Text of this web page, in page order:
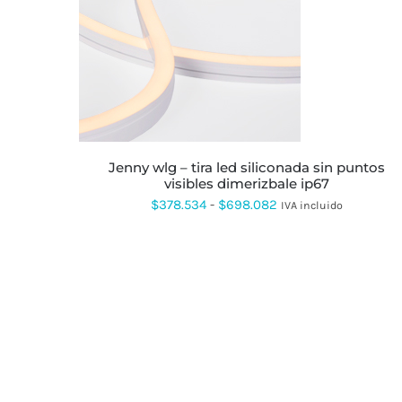
PRODUCTO
TIENE
MÚLTIPLES
PUEDEN
ELEGIR
LA
jenny wlg – tira led siliconada sin puntos
visibles dimerizbale ip67
$378.534 - $698.082 Rango
IVA incluido